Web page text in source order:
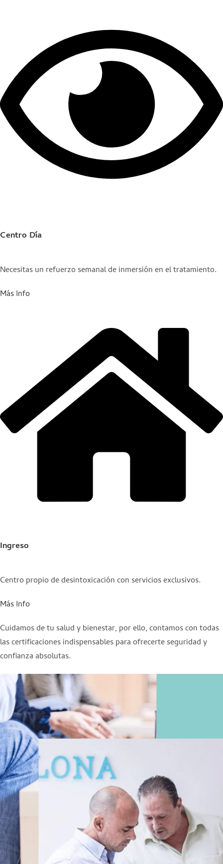
Centro Día
Necesitas un refuerzo semanal de inmersión en el tratamiento.
Más Info
Ingreso
Centro propio de desintoxicación con servicios exclusivos.
Más Info
Cuidamos de tu salud y bienestar, por ello, contamos con todas
las certificaciones indispensables para ofrecerte seguridad y
confianza absolutas.